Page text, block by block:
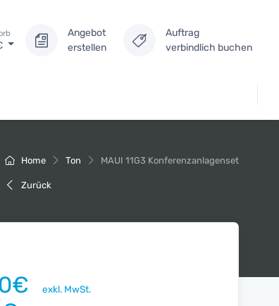
Angebot
erstellen
Auftrag
verbindlich buchen
Home Ton MAUI 11G3 Konferenzanlagenset
Zurück
exkl. MwSt.